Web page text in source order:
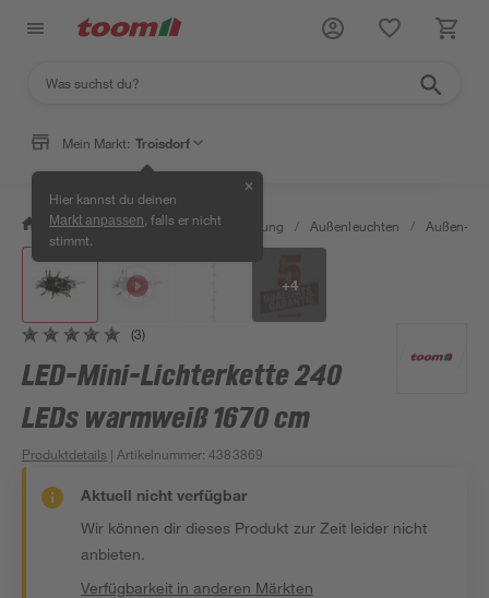
Mein Markt: Troisdorf
Hier kannst du deinen
Markt anpassen , falls er nicht
stimmt.
✕
/ Wohnen & Haushalt / Beleuchtung / Außenleuchten / Außen-
+4
(3)
LED-Mini-Lichterkette 240
LEDs warmweiß 1670 cm
Produktdetails | Artikelnummer:4383869
Aktuell nicht verfügbar
Wir können dir dieses Produkt zur Zeit leider nicht
anbieten.
Verfügbarkeit in anderen Märkten